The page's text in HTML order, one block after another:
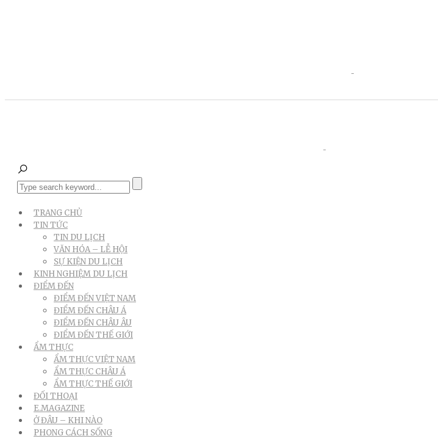
TRANG CHỦ
TIN TỨC
TIN DU LỊCH
VĂN HÓA – LỄ HỘI
SỰ KIỆN DU LỊCH
KINH NGHIỆM DU LỊCH
ĐIỂM ĐẾN
ĐIỂM ĐẾN VIỆT NAM
ĐIỂM ĐẾN CHÂU Á
ĐIỂM ĐẾN CHÂU ÂU
ĐIỂM ĐẾN THẾ GIỚI
ẨM THỰC
ẨM THỰC VIỆT NAM
ẨM THỰC CHÂU Á
ẨM THỰC THẾ GIỚI
ĐỐI THOẠI
E.MAGAZINE
Ở ĐÂU – KHI NÀO
PHONG CÁCH SỐNG